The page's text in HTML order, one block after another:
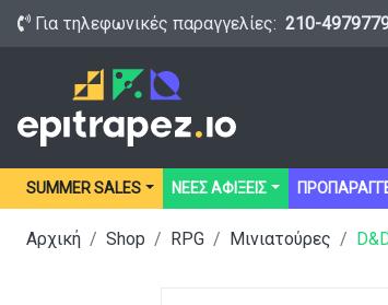
Για τηλεφωνικές παραγγελίες: 210-
SUMMER SALES ΝΕΕΣ ΑΦΙΞΕΙΣ
Αρχική Shop RPG Μινιατούρες